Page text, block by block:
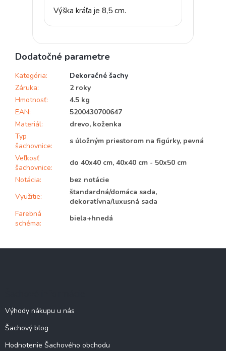
Výška kráľa je 8,5 cm.
Dodatočné parametre
Kategória:
Dekoračné šachy
Záruka:
2 roky
Hmotnosť:
4.5 kg
EAN:
5200430700647
Materiál:
drevo, koženka
Typ
šachovnice:
s úložným priestorom na figúrky, pevná
Veľkosť
šachovnice:
do 40x40 cm, 40x40 cm - 50x50 cm
Notácia:
bez notácie
Využitie:
štandardná/domáca sada,
dekoratívna/luxusná sada
Farebná
schéma:
biela+hnedá
Výhody nákupu u nás
Šachový blog
Hodnotenie Šachového obchodu